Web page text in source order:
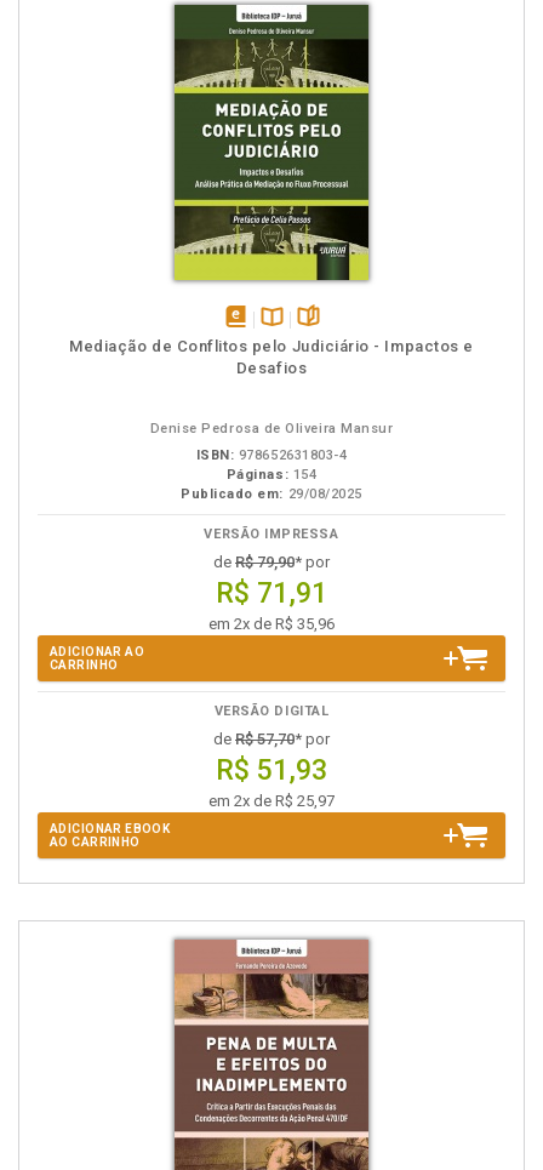
disponível
em
Disponível
na
páginas
Mediação de Conflitos pelo Judiciário - Impactos e
Desafios
Denise Pedrosa de Oliveira Mansur
ISBN: 978652631803-4
Páginas: 154
Publicado em: 29/08/2025
VERSÃO IMPRESSA
de R$ 79,90* por
R$ 71,91
em 2x de R$ 35,96
ADICIONAR AO
CARRINHO
VERSÃO DIGITAL
de R$ 57,70* por
R$ 51,93
em 2x de R$ 25,97
ADICIONAR EBOOK
AO CARRINHO